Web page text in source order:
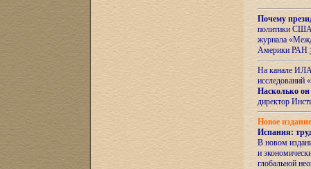
Почему
политики США
журнала
Америки РАН
На канале ИЛА
исследований «
Насколько он
директор
Новое
Испания:
В новом
и
глобальной